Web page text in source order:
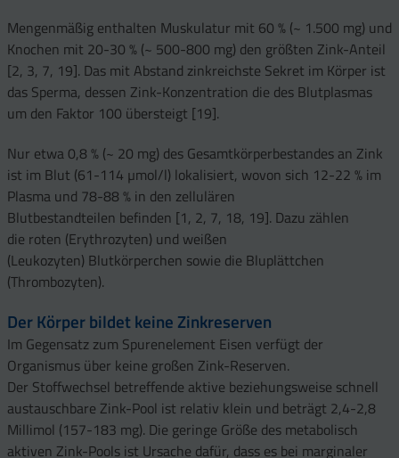
Mengenmäßig enthalten Muskulatur mit 60 % (~ 1.500 mg) und
Knochen mit 20-30 % (~ 500-800 mg) den größten Zink-Anteil
[2, 3, 7, 19]. Das mit Abstand zinkreichste Sekret im Körper ist
das Sperma, dessen Zink-Konzentration die des Blutplasmas
um den Faktor 100 übersteigt [19].
Nur etwa 0,8 % (~ 20 mg) des Gesamtkörperbestandes an Zink
ist im Blut (61-114 µmol/l) lokalisiert, wovon sich 12-22 % im
Plasma und 78-88 % in den zellulären
Blutbestandteilen befinden [1, 2, 7, 18, 19]. Dazu zählen
die roten (Erythrozyten) und weißen
(Leukozyten) Blutkörperchen sowie die Bluplättchen
(Thrombozyten).
Der Körper bildet keine Zinkreserven
Im Gegensatz zum Spurenelement Eisen verfügt der
Organismus über keine großen Zink-Reserven.
Der Stoffwechsel betreffende aktive beziehungsweise schnell
austauschbare Zink-Pool ist relativ klein und beträgt 2,4-2,8
Millimol (157-183 mg). Die geringe Größe des metabolisch
aktiven Zink-Pools ist Ursache dafür, dass es bei marginaler